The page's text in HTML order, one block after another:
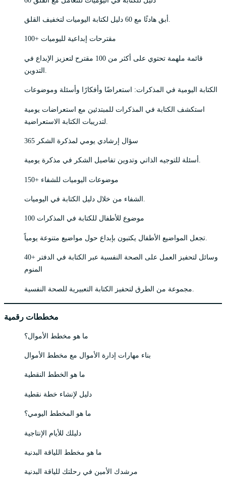
100+ مقترحات إبداعية لليوميات
قائمة ملهمة تحتوي على أكثر من 100 مقترح لتعزيز الإبداع في
الكتابة اليومية في المذكرات: استعراضًا وأفكارًا وأسئلة وموضوعات
استكشف الكتابة في المذكرات للمبتدئين مع استعراضات يومية
365 سؤال إرشادي يومي لمذكرة الشكر
أسئلة للتوجيه الذاتي وتدوين تفاصيل الشكر في مذكرة يومية.
150+ موضوعات اليوميات للشفاء
100 موضوع للأطفال للكتابة في المذكرات
40+ وسائل لتحفيز العمل على الصحة النفسية عبر الكتابة في الدفتر
المنوم
مخططات رقمية
ما هو مخطط الأموال؟
بناء مهارات إدارة الأموال مع مخطط الأموال
ما هو الخطط النقطية
دليل لإنشاء خطة نقطية
ما هو المخطط اليومي؟
دليلك للأيام الإنتاجية
ما هو مخطط اللياقة البدنية
مرشدك الأمين في رحلتك للياقة البدنية